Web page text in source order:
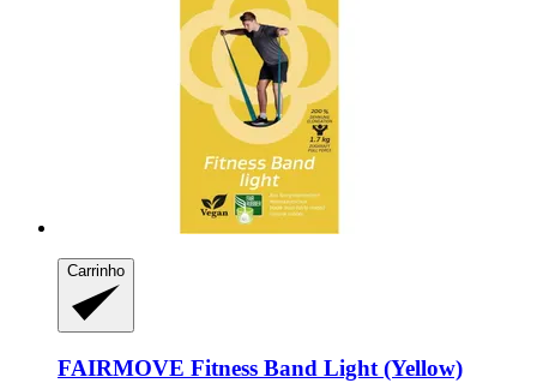
Carrinho
FAIRMOVE Fitness Band Light (Yellow)